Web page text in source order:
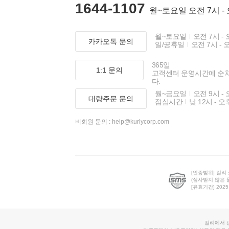
1644-1107 월~토요일 오전 7시 -
카카오톡 문의
월~토요일
오전 7시 -
일/공휴일
오전 7시 -
1:1 문의
365일
고객센터 운영시간에 순
다.
대량주문 문의
월~금요일
오전 9시 -
점심시간
낮 12시 - 오
비회원 문의 : help@kurlycorp.com
[인증범위] 컬리
(심사받지 않은
[유효기간]
컬리에서